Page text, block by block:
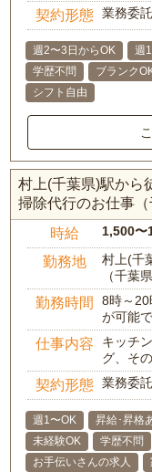
契約形態 業務委託
週2〜3日からOK 週
学歴不問
ブランク
シフト自由
村上(千葉県)駅から
掃除代行のお仕事（
時給 1,500〜
勤務地
村上(千
（千葉
勤務時間
8時～20
が可能
仕事内容
キッチ
グ、そ
契約形態 業務委託
週1〜OK 昇給･昇格
未経験OK
学歴不問
お手伝いさんの求人